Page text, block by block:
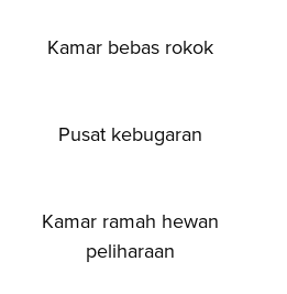
Kamar bebas rokok
Pusat kebugaran
Kamar ramah hewan
peliharaan